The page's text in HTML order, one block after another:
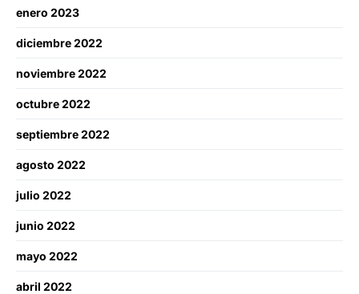
enero 2023
diciembre 2022
noviembre 2022
octubre 2022
septiembre 2022
agosto 2022
julio 2022
junio 2022
mayo 2022
abril 2022